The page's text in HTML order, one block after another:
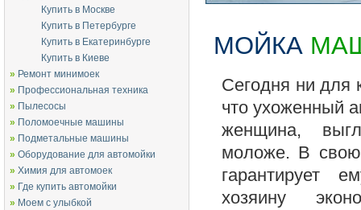
Купить в Москве
Купить в Петербурге
Купить в Екатеринбурге
Купить в Киеве
» Ремонт минимоек
» Профессиональная техника
» Пылесосы
» Поломоечные машины
» Подметальные машины
» Оборудование для автомойки
» Химия для автомоек
» Где купить автомойки
» Моем с улыбкой
МОЙКА
Сегодня ни для
что ухоженный
женщина,
моложе. В свою
гарантирует
хозяину